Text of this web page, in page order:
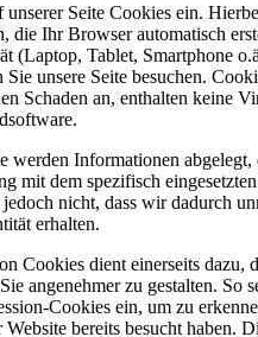
unserer Seite Cookies ein.
die Ihr Browser automatisch
(Laptop, Tablet, Smartphone
Sie unsere Seite besuchen.
Schaden an, enthalten keine
werden Informationen
mit dem spezifisch
jedoch nicht, dass wir dadurch
erhalten.
Cookies dient einerseits dazu,
angenehmer zu gestalten. So
Cookies ein, um zu
Website bereits besucht haben.